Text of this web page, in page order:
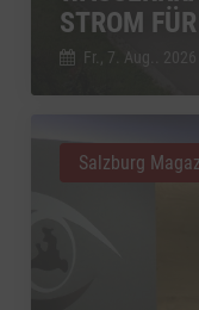
STROM
Fr., 7. Aug.. 2026
Salzburg